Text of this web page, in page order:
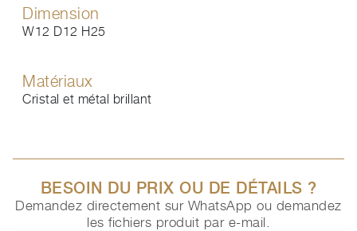
Dimension
W12 D12 H25
Matériaux
Cristal et métal brillant
BESOIN DU PRIX OU DE DÉTAILS ?
Demandez directement sur WhatsApp ou demandez
les fichiers produit par e-mail.